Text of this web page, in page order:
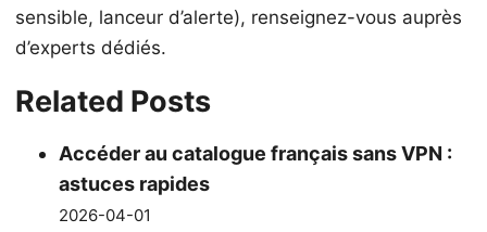
sensible, lanceur d’alerte), renseignez-vous auprès
d’experts dédiés.
Related Posts
Accéder au catalogue français sans VPN :
astuces rapides
2026-04-01